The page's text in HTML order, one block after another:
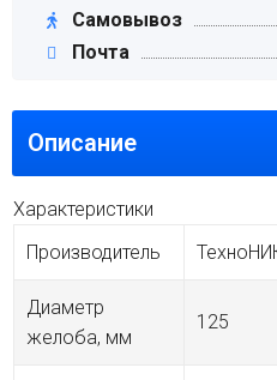
Самовывоз
Почта
Описание
Характеристики
Производитель
Диаметр
желоба, мм
125